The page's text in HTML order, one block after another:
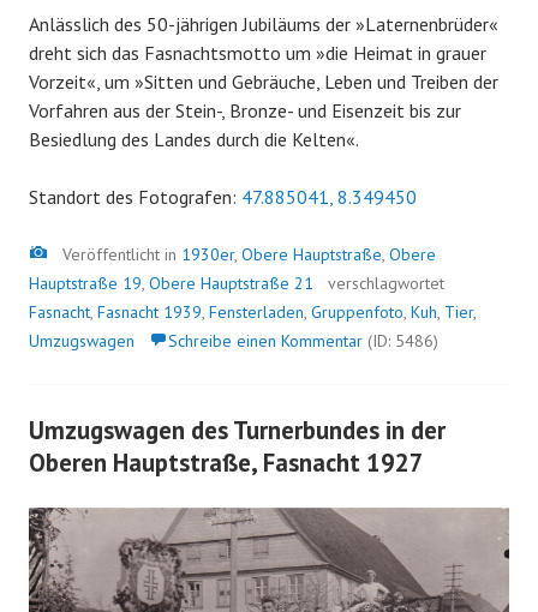
Anlässlich des 50-jährigen Jubiläums der »Laternenbrüder«
dreht sich das Fasnachtsmotto um »die Heimat in grauer
Vorzeit«, um »Sitten und Gebräuche, Leben und Treiben der
Vorfahren aus der Stein-, Bronze- und Eisenzeit bis zur
Besiedlung des Landes durch die Kelten«.
Standort des Fotografen: 47.885041, 8.349450
Bild
Veröffentlicht in 1930er, Obere Hauptstraße, Obere
Hauptstraße 19, Obere Hauptstraße 21
verschlagwortet
Fasnacht, Fasnacht 1939, Fensterladen, Gruppenfoto, Kuh, Tier,
Umzugswagen
Schreibe einen Kommentar (ID: 5486)
Umzugswagen des Turnerbundes in der
Oberen Hauptstraße, Fasnacht 1927